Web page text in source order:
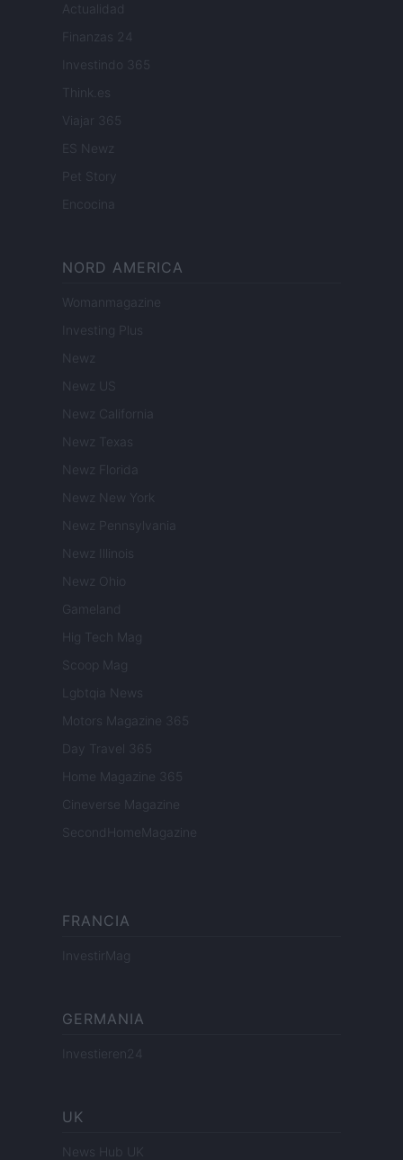
Actualidad
Finanzas 24
Investindo 365
Think.es
Viajar 365
ES Newz
Pet Story
Encocina
NORD AMERICA
Womanmagazine
Investing Plus
Newz
Newz US
Newz California
Newz Texas
Newz Florida
Newz New York
Newz Pennsylvania
Newz Illinois
Newz Ohio
Gameland
Hig Tech Mag
Scoop Mag
Lgbtqia News
Motors Magazine 365
Day Travel 365
Home Magazine 365
Cineverse Magazine
SecondHomeMagazine
FRANCIA
InvestirMag
GERMANIA
Investieren24
UK
News Hub UK